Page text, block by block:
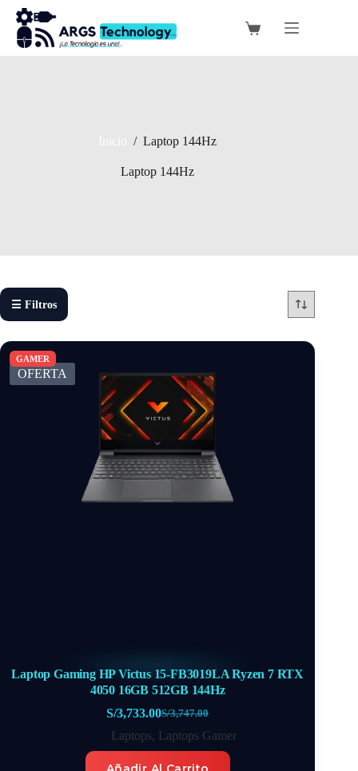
Saltar
contenido
Carro
/ Laptop 144Hz
Laptop 144Hz
☰ Filtros
OFERTA
Laptop Gaming HP Victus 15-FB3019LA Ryzen 7 RTX
4050 16GB 512GB 144Hz
S/3,747.00
El
precio
original
era:
S/3,733.00El
precio
actual
es:
Laptops, Laptops Gamer